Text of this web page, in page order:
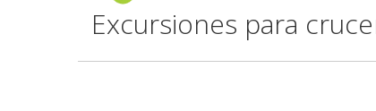
Excursiones para